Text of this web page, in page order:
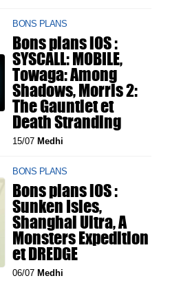
BONS PLANS
Bons plans iOS :
SYSCALL: MOBILE,
Towaga: Among
Shadows, Morris 2:
The Gauntlet et
Death Stranding
15/07 Medhi
BONS PLANS
Bons plans iOS :
Sunken Isles,
Shanghai Ultra, A
Monsters Expedition
et DREDGE
06/07 Medhi